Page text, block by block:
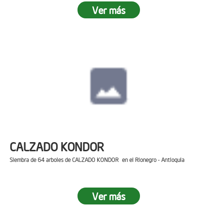
Ver más
CALZADO KONDOR
Siembra de 64 arboles de CALZADO KONDOR en el Rionegro - Antioquia
Ver más